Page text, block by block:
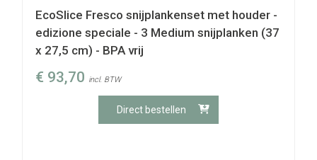
EcoSlice Fresco snijplankenset met houder -
edizione speciale - 3 Medium snijplanken (37
x 27,5 cm) - BPA vrij
€ 93,70 incl. BTW
Direct bestellen